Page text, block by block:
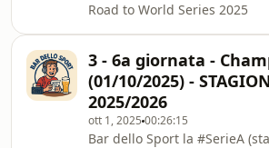
Road to World Series 2025
3 - 6a giornata -
(01/10/2025) -
2025/2026
ott 1, 2025 00:26:15
Bar dello Sport la #SerieA